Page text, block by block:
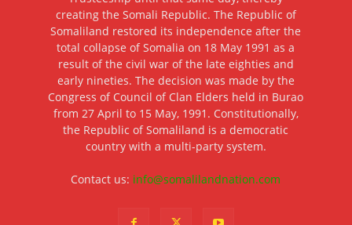
creating the Somali Republic. The Republic of
Somaliland restored its independence after the
total collapse of Somalia on 18 May 1991 as a
result of the civil war of the late eighties and
early nineties. The decision was made by the
Congress of Council of Clan Elders held in Burao
from 27 April to 15 May, 1991. Constitutionally,
the Republic of Somaliland is a democratic
country with a multi-party system.
Contact us: info@somalilandnation.com